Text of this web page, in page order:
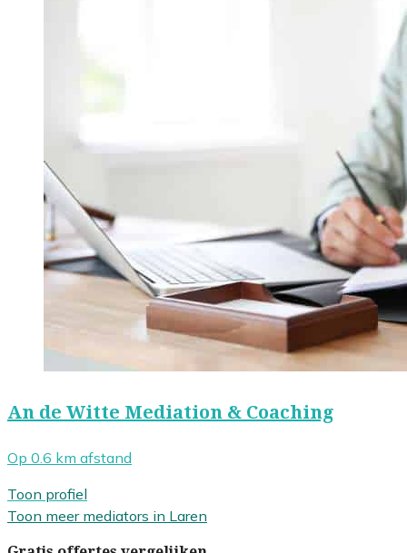
An de Witte Mediation & Coaching
Op 0.6 km afstand
Toon profiel
Toon meer mediators in Laren